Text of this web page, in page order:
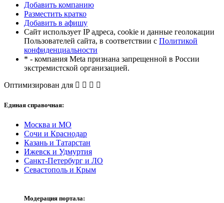
Добавить компанию
Разместить кратко
Добавить в афишу
Сайт использует IP адреса, cookie и данные геолокации
Пользователей сайта, в соответствии с Политикой
конфиденциальности
* - компания Meta признана запрещенной в России
экстремистской организацией.
Оптимизирован для
Единая справочная:
Москва и МО
Сочи и Краснодар
Казань и Татарстан
Ижевск и Удмуртия
Санкт-Петербург и ЛО
Севастополь и Крым
Модерация портала: